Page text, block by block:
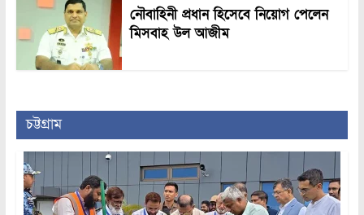
নৌবাহিনী প্রধান হিসেবে নিয়োগ পেলেন
মিসবাহ উল আজীম
চট্টগ্রাম